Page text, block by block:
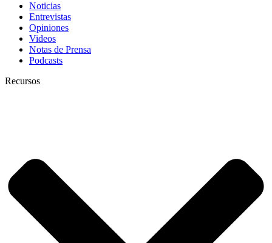
Noticias
Entrevistas
Opiniones
Videos
Notas de Prensa
Podcasts
Recursos